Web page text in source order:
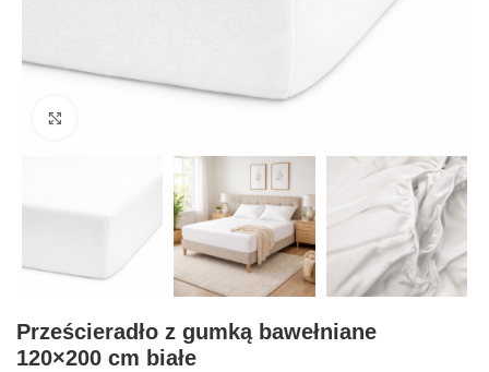
Prześcieradło z gumką bawełniane
120×200 cm białe